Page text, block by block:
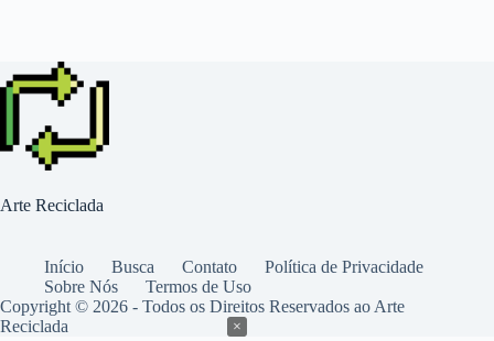
Arte Reciclada
Início Busca Contato
Política de Privacidade
Sobre Nós
Termos de Uso
Copyright © 2026 - Todos os Direitos Reservados ao Arte
Reciclada
×